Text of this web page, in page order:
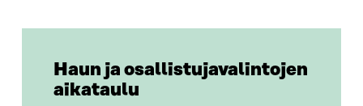
Haun ja osallistujavalintojen
aikataulu